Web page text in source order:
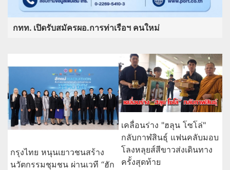
กทท. เปิดรับสมัครผอ.การท่าเรือฯ คนใหม่
กรุงไทย หนุนเยาวชนสร้าง
นวัตกรรมชุมชน ผ่านเวที “ฮัก
เคลื่อนร่าง "ฮลุน โซโล่"
กลับกาฬสินธุ์ แฟนคลับมอบ
โลงหลุยส์สีขาวส่งเดินทาง
ครั้งสุดท้าย